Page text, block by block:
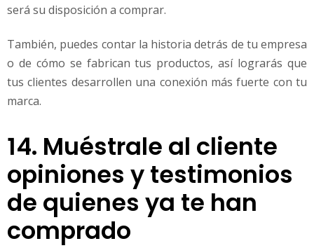
será su disposición a comprar.
También, puedes contar la historia detrás de tu empresa
o de cómo se fabrican tus productos, así lograrás que
tus clientes desarrollen una conexión más fuerte con tu
marca.
14. Muéstrale al cliente
opiniones y testimonios
de quienes ya te han
comprado